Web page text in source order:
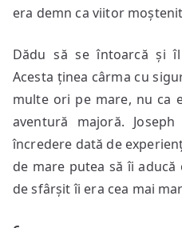
era demn ca viitor
Dădu să se întoarcă și
Acesta ținea cârma cu
multe ori pe mare, nu ca
aventură majoră.
încredere dată de
de mare putea să îi
de sfârșit îi era cea mai